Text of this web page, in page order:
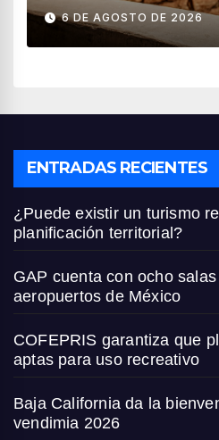
vendimia 2026
6 DE AGOSTO DE 2026
ENTRADAS RECIENTES
¿Puede existir un turismo
planificación territorial?
GAP cuenta con ocho
aeropuertos de México
COFEPRIS garantiza que
aptas para uso recreativo
Baja California da la
vendimia 2026